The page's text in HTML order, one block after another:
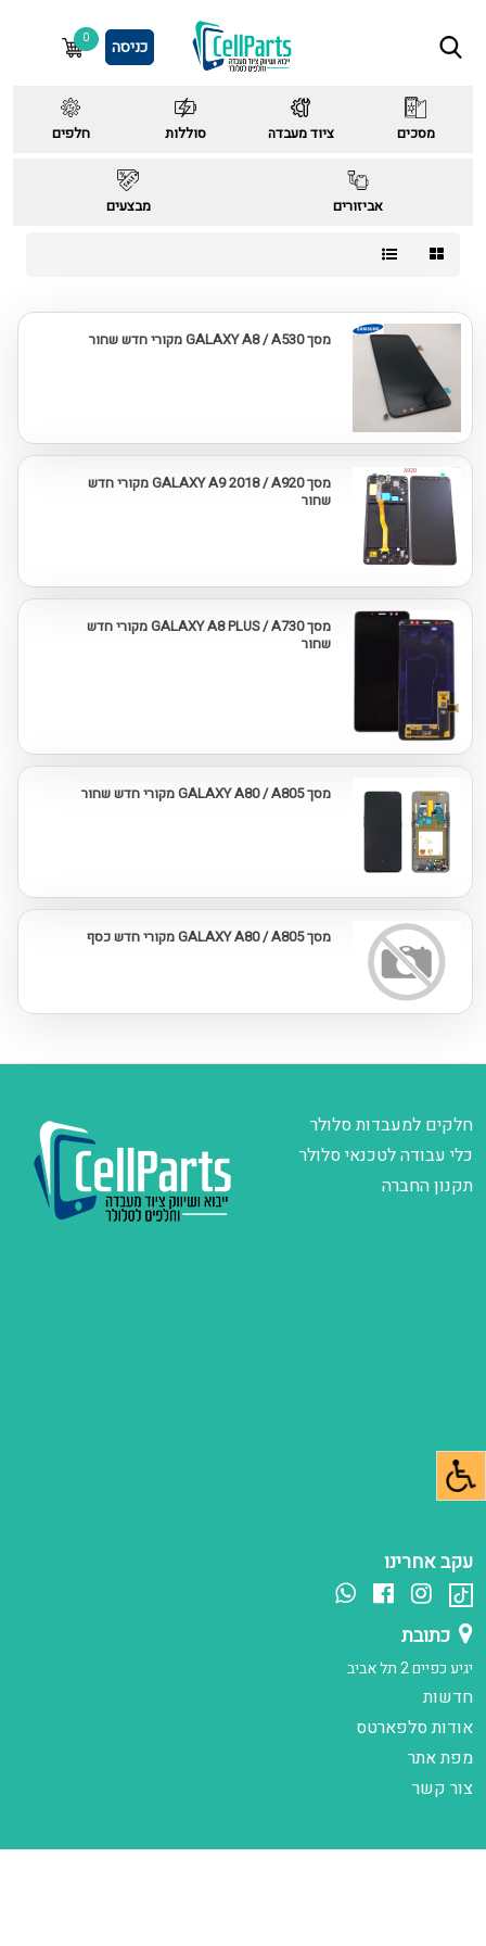
כניסה 0
מסכים ציוד מעבדה סוללות חלפים
אביזורים מבצעים
מסך GALAXY A8 / A530 מקורי חדש שחור
מסך GALAXY A9 2018 / A920 מקורי חדש
שחור
מסך GALAXY A8 PLUS / A730 מקורי חדש
שחור
מסך GALAXY A80 / A805 מקורי חדש שחור
מסך GALAXY A80 / A805 מקורי חדש כסף
עקב אחרינו
כתובת
יגיע כפיים 2 תל אביב
חדשות
אודות סלפארטס
מפת אתר
צור קשר
חלקים למעבדות סלולר
כלי עבודה לטכנאי סלולר
תקנון החברה